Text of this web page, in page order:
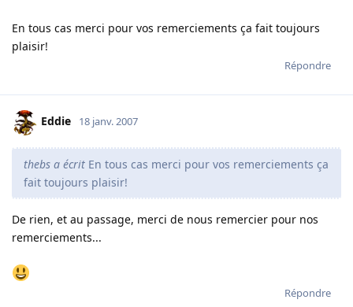
En tous cas merci pour vos remerciements ça fait toujours
plaisir!
Répondre
Eddie 18 janv. 2007
thebs a écrit En tous cas merci pour vos remerciements ça
fait toujours plaisir!
De rien, et au passage, merci de nous remercier pour nos
remerciements...
Répondre